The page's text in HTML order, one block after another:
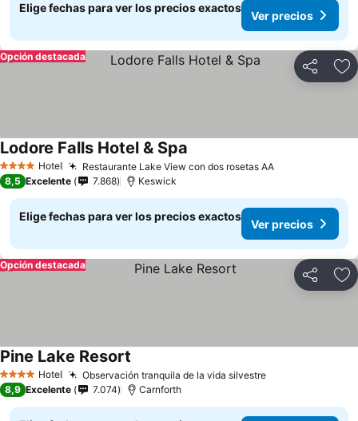
Elige fechas para ver los precios exactos
Ver precios
Compartir
Opción destacada
4 EstrellasHotel Restaurante Lake View con dos rosetas AA
Lodore Falls Hotel & Spa
8,5 Excelente 7.868 Keswick
Elige fechas para ver los precios exactos
Ver precios
Compartir
Opción destacada
4 EstrellasHotel Observación tranquila de la vida silvestre
Pine Lake Resort
8,9 Excelente 7.074 Carnforth